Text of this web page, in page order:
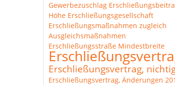
Gewerbezuschlag
Höhe Erschließungsgesellschaft
Erschließungsmaßnahmen zugleich
Ausgleichsmaßnahmen
Erschließungsstraße Mindestbreite
Erschließungsvertrag,
Erschließungsvertrag, Änderungen